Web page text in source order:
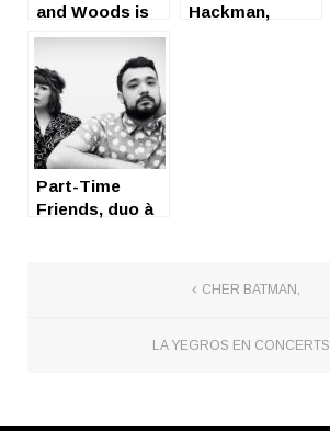
and Woods is
Love
Hackman,
Part-Time
Friends, duo à
CHER BATMAN,
LA YEGROS EN CONCERTS